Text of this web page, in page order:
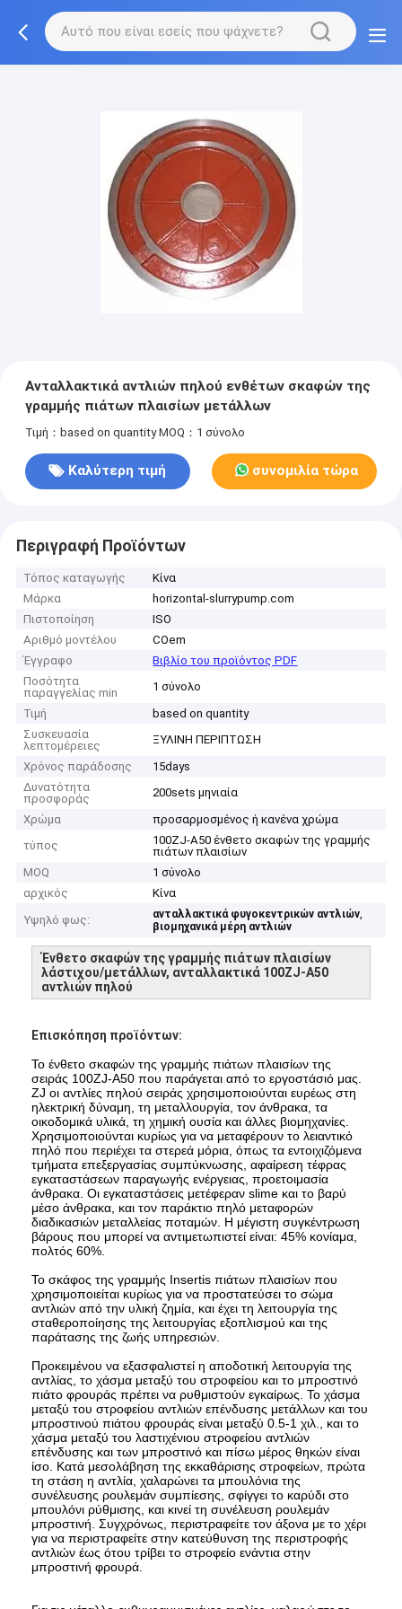
Ανταλλακτικά αντλιών πηλού ενθέτων σκαφών της
γραμμής πιάτων πλαισίων μετάλλων
Τιμή：based on quantity MOQ：1 σύνολο
Καλύτερη τιμή συνομιλία τώρα
Περιγραφή Προϊόντων
Τόπος καταγωγής
Κίνα
Μάρκα
horizontal-slurrypump.com
Πιστοποίηση
ISO
Αριθμό μοντέλου
COem
Έγγραφο
Βιβλίο του προϊόντος PDF
Ποσότητα
παραγγελίας min
1 σύνολο
Τιμή
based on quantity
Συσκευασία
λεπτομέρειες
ΞΥΛΙΝΗ ΠΕΡΙΠΤΩΣΗ
Χρόνος παράδοσης
15days
Δυνατότητα
προσφοράς
200sets μηνιαία
Χρώμα
προσαρμοσμένος ή κανένα χρώμα
τύπος
100ZJ-A50 ένθετο σκαφών της γραμμής
πιάτων πλαισίων
MOQ
1 σύνολο
αρχικός
Κίνα
Υψηλό φως:
ανταλλακτικά φυγοκεντρικών αντλιών,
βιομηχανικά μέρη αντλιών
Ένθετο σκαφών της γραμμής πιάτων πλαισίων
λάστιχου/μετάλλων, ανταλλακτικά 100ZJ-A50
αντλιών πηλού
Επισκόπηση προϊόντων:
Το ένθετο σκαφών της γραμμής πιάτων πλαισίων της
σειράς 100ZJ-A50 που παράγεται από το εργοστάσιό μας.
ZJ οι αντλίες πηλού σειράς χρησιμοποιούνται ευρέως στη
ηλεκτρική δύναμη, τη μεταλλουργία, τον άνθρακα, τα
οικοδομικά υλικά, τη χημική ουσία και άλλες βιομηχανίες.
Χρησιμοποιούνται κυρίως για να μεταφέρουν το λειαντικό
πηλό που περιέχει τα στερεά μόρια, όπως τα εντοιχιζόμενα
τμήματα επεξεργασίας συμπύκνωσης, αφαίρεση τέφρας
εγκαταστάσεων παραγωγής ενέργειας, προετοιμασία
άνθρακα. Οι εγκαταστάσεις μετέφεραν slime και το βαρύ
μέσο άνθρακα, και τον παράκτιο πηλό μεταφορών
διαδικασιών μεταλλείας ποταμών. Η μέγιστη συγκέντρωση
βάρους που μπορεί να αντιμετωπιστεί είναι: 45% κονίαμα,
πολτός 60%.
Το σκάφος της γραμμής Insertis πιάτων πλαισίων που
χρησιμοποιείται κυρίως για να προστατεύσει το σώμα
αντλιών από την υλική ζημία, και έχει τη λειτουργία της
σταθεροποίησης της λειτουργίας εξοπλισμού και της
παράτασης της ζωής υπηρεσιών.
Προκειμένου να εξασφαλιστεί η αποδοτική λειτουργία της
αντλίας, το χάσμα μεταξύ του στροφείου και το μπροστινό
πιάτο φρουράς πρέπει να ρυθμιστούν εγκαίρως. Το χάσμα
μεταξύ του στροφείου αντλιών επένδυσης μετάλλων και του
μπροστινού πιάτου φρουράς είναι μεταξύ 0.5-1 χιλ., και το
χάσμα μεταξύ του λαστιχένιου στροφείου αντλιών
επένδυσης και των μπροστινό και πίσω μέρος θηκών είναι
ίσο. Κατά μεσολάβηση της εκκαθάρισης στροφείων, πρώτα
τη στάση η αντλία, χαλαρώνει τα μπουλόνια της
συνέλευσης ρουλεμάν συμπίεσης, σφίγγει το καρύδι στο
μπουλόνι ρύθμισης, και κινεί τη συνέλευση ρουλεμάν
μπροστινή. Συγχρόνως, περιστραφείτε τον άξονα με το χέρι
για να περιστραφείτε στην κατεύθυνση της περιστροφής
αντλιών έως ότου τρίβει το στροφείο ενάντια στην
μπροστινή φρουρά.